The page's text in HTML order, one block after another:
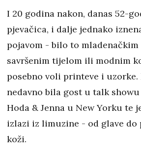
I 20 godina nakon, danas 52-
pjevačica, i dalje jednako
pojavom - bilo to
savršenim tijelom ili modnim
posebno voli printeve i uzorke.
nedavno bila gost u talk
Hoda & Jenna u New Yorku te
izlazi iz limuzine - od glave do
koži.